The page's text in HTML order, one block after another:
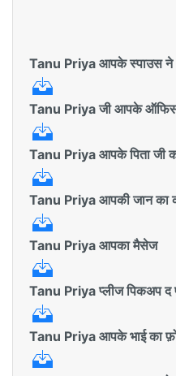
Tanu Priya आपके स्पाउस ने
Tanu Priya जी आपके
Tanu Priya आपके पिता जी
Tanu Priya आपकी जान का
Tanu Priya आपका मैसेज
Tanu Priya प्लीज पिकअप द
Tanu Priya आपके भाई का